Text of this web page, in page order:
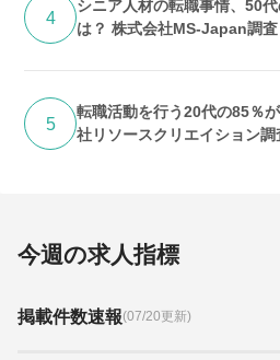
4
シニア人材の転職事情、50
は？ 株式会社MS-Japan調査
5
転職活動を行う20代の85％
社リソースクリエイション調
今週の求人指標
掲載件数速報(07/20更新)